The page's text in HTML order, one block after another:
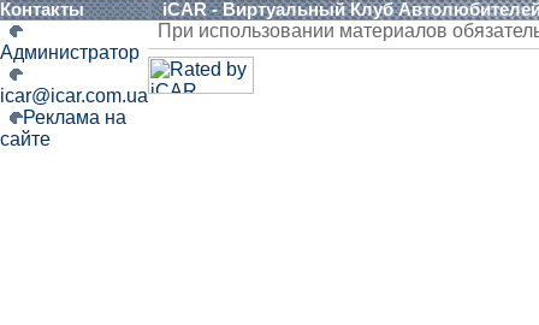
Контакты iCAR - Виртуальный Клуб
Администратор
icar@icar.com.ua
Реклама на
сайте
При использовании материалов